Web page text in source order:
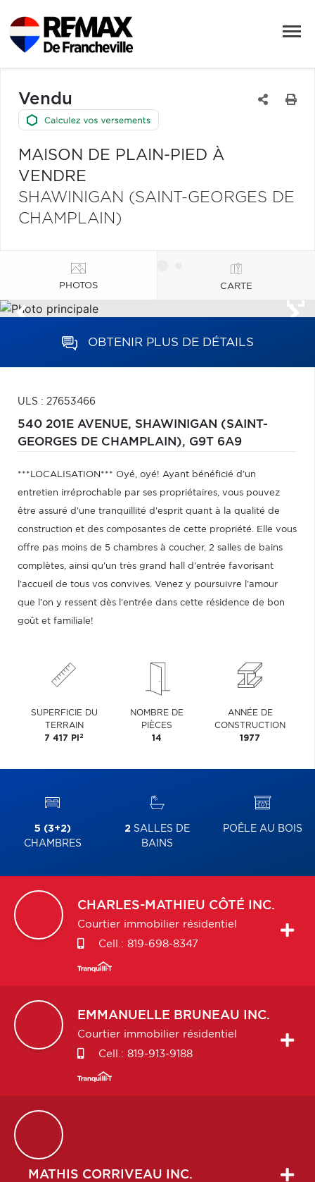
Vendu
MAISON DE PLAIN-PIED À
VENDRE
SHAWINIGAN (SAINT-GEORGES DE
CHAMPLAIN)
PHOTOS CARTE
OBTENIR PLUS DE DÉTAILS
ULS : 27653466
540 201E AVENUE, SHAWINIGAN (SAINT-
GEORGES DE CHAMPLAIN), G9T 6A9
***LOCALISATION*** Oyé, oyé! Ayant bénéficié d'un
entretien irréprochable par ses propriétaires, vous pouvez
être assuré d'une tranquillité d'esprit quant à la qualité de
construction et des composantes de cette propriété. Elle vous
offre pas moins de 5 chambres à coucher, 2 salles de bains
complètes, ainsi qu'un très grand hall d'entrée favorisant
l'accueil de tous vos convives. Venez y poursuivre l'amour
que l'on y ressent dès l'entrée dans cette résidence de bon
goût et familiale!
SUPERFICIE DU
TERRAIN
7 417 PI 2
NOMBRE DE
PIÈCES
14
ANNÉE DE
CONSTRUCTION
1977
5 (3+2)
CHAMBRES
2 SALLES DE
BAINS
POÊLE AU BOIS
CHARLES-MATHIEU CÔTÉ INC.
Courtier immobilier résidentiel
Cell.: 819-698-8347
EMMANUELLE BRUNEAU INC.
Courtier immobilier résidentiel
Cell.: 819-913-9188
MATHIS CORRIVEAU INC.